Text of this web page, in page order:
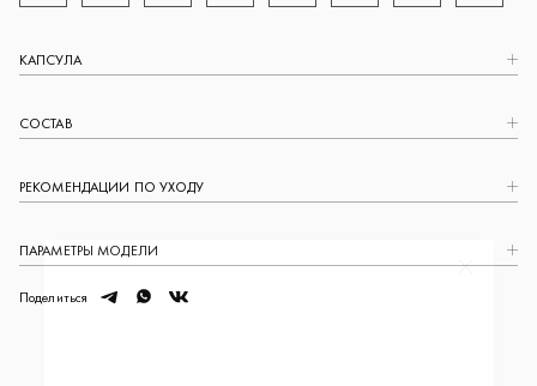
Закрыть
КАПCУЛА
СОСТАВ
РЕКОМЕНДАЦИИ ПО УХОДУ
ПАРАМЕТРЫ МОДЕЛИ
Поделиться telegramwhatsapp
vk